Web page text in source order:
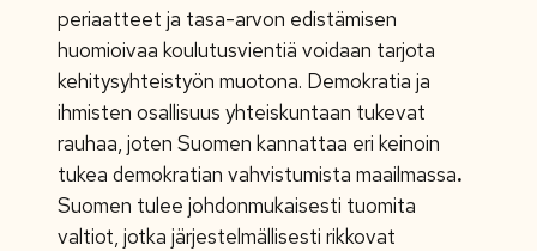
periaatteet ja tasa-arvon edistämisen
huomioivaa koulutusvientiä voidaan tarjota
kehitysyhteistyön muotona. Demokratia ja
ihmisten osallisuus yhteiskuntaan tukevat
rauhaa, joten Suomen kannattaa eri keinoin
tukea demokratian vahvistumista maailmassa.
Suomen tulee johdonmukaisesti tuomita
valtiot, jotka järjestelmällisesti rikkovat